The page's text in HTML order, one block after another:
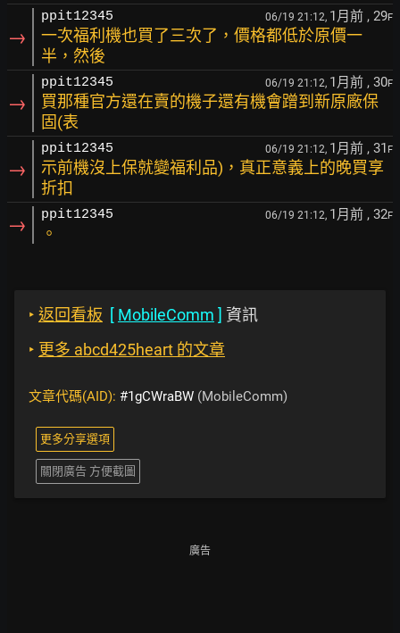
→
ppit12345 06/19 21:12, 1月前 , 29F
一次福利機也買了三次了，價格都低於原價一
半，然後
→
ppit12345 06/19 21:12, 1月前 , 30F
買那種官方還在賣的機子還有機會蹭到新原廠保
固(表
→
ppit12345 06/19 21:12, 1月前 , 31 F
示前機沒上保就變福利品)，真正意義上的晚買享
折扣
→ ppit12345 06/19 21:12, 1月前 , 32F
。
‣ 返回看板 [ MobileComm ] 資訊
‣ 更多 abcd425heart 的文章
文章代碼(AID): #1gCWraBW (MobileComm)
更多分享選項
關閉廣告 方便截圖
廣告